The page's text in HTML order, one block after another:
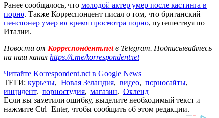
Ранее сообщалось, что молодой актер умер после кастинга в
порно. Также Корреспондент писал о том, что британский
пенсионер умер во время просмотра порно, путешествуя по
Италии.
Новости от Корреспондент.netв Telegram. Подписывайтесь
на наш канал https://t.me/korrespondentnet
Читайте Korrespondent.net в Google News
ТЕГИ: курьезы, Новая Зеландия, видео, порносайты,
инцидент, порностудия, магазин, Окленд
Если вы заметили ошибку, выделите необходимый текст и
нажмите Ctrl+Enter, чтобы сообщить об этом редакции.